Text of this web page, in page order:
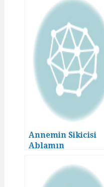
Annemin Sikicisi
Ablamın